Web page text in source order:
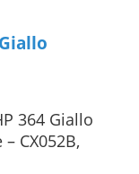
364 Giallo
CX052B,